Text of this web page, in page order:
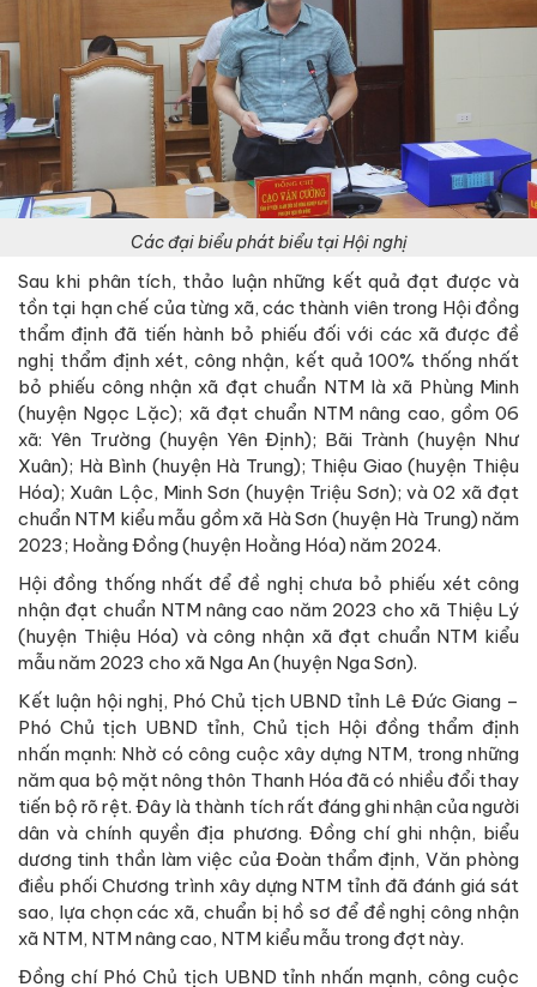
Các đại biểu phát biểu tại Hội nghị
Sau khi phân tích, thảo luận những kết quả đạt được và
tồn tại hạn chế của từng xã, các thành viên trong Hội đồng
thẩm định đã tiến hành bỏ phiếu đối với các xã được đề
nghị thẩm định xét, công nhận, kết quả 100% thống nhất
bỏ phiếu công nhận xã đạt chuẩn NTM là xã Phùng Minh
(huyện Ngọc Lặc); xã đạt chuẩn NTM nâng cao, gồm 06
xã: Yên Trường (huyện Yên Định); Bãi Trành (huyện Như
Xuân); Hà Bình (huyện Hà Trung); Thiệu Giao (huyện Thiệu
Hóa); Xuân Lộc, Minh Sơn (huyện Triệu Sơn); và 02 xã đạt
chuẩn NTM kiểu mẫu gồm xã Hà Sơn (huyện Hà Trung) năm
2023; Hoằng Đồng (huyện Hoằng Hóa) năm 2024.
Hội đồng thống nhất để đề nghị chưa bỏ phiếu xét công
nhận đạt chuẩn NTM nâng cao năm 2023 cho xã Thiệu Lý
(huyện Thiệu Hóa) và công nhận xã đạt chuẩn NTM kiểu
mẫu năm 2023 cho xã Nga An (huyện Nga Sơn).
Kết luận hội nghị, Phó Chủ tịch UBND tỉnh Lê Đức Giang –
Phó Chủ tịch UBND tỉnh, Chủ tịch Hội đồng thẩm định
nhấn mạnh: Nhờ có công cuộc xây dựng NTM, trong những
năm qua bộ mặt nông thôn Thanh Hóa đã có nhiều đổi thay
tiến bộ rõ rệt. Đây là thành tích rất đáng ghi nhận của người
dân và chính quyền địa phương. Đồng chí ghi nhận, biểu
dương tinh thần làm việc của Đoàn thẩm định, Văn phòng
điều phối Chương trình xây dựng NTM tỉnh đã đánh giá sát
sao, lựa chọn các xã, chuẩn bị hồ sơ để đề nghị công nhận
xã NTM, NTM nâng cao, NTM kiểu mẫu trong đợt này.
Đồng chí Phó Chủ tịch UBND tỉnh nhấn mạnh, công cuộc